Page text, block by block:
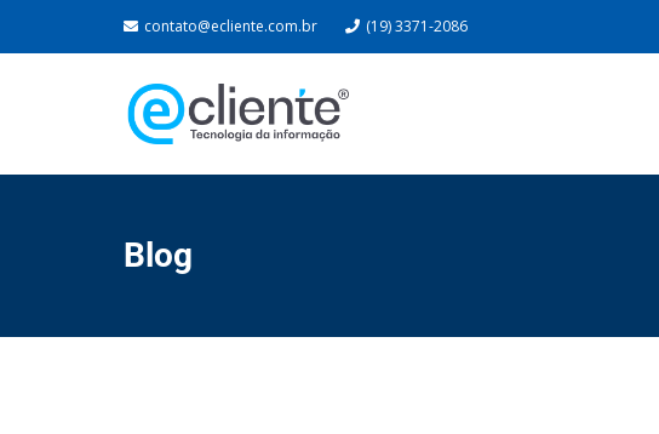
contato@ecliente.com.br (19) 3371-2086
Blog